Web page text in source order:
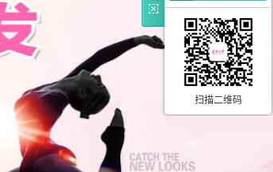
扫描二维码